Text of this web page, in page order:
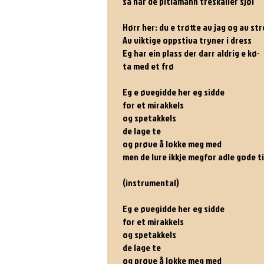
Hørr her: du e trøtte av jag og av
Av viktige oppstiva tryner i dress
Eg har ein plass der darr aldrig e kø-
ta med et frø
Eg e øvegidde her eg sidde
for et mirakkels
og spetakkels
de lage te
og prøve å lokke meg med
men de lure ikkje megfor adle gode
(instrumental)
Eg e øvegidde her eg sidde
for et mirakkels
og spetakkels
de lage te
og prøve å lokke meg med